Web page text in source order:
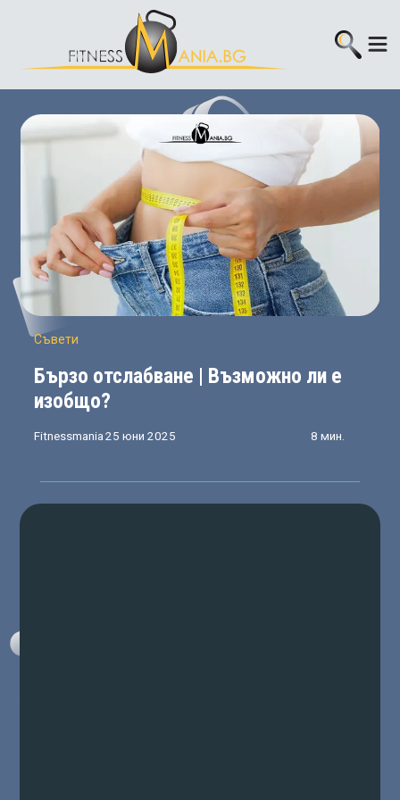
Съвети
Бързо отслабване | Възможно ли е
изобщо?
Fitnessmania 25 юни 2025 8 мин.